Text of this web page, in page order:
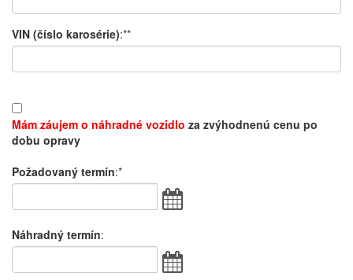
VIN (číslo karosérie):**
Mám záujem o náhradné vozidlo za zvýhodnenú cenu po
dobu opravy
Požadovaný termín:*
Náhradný termín: